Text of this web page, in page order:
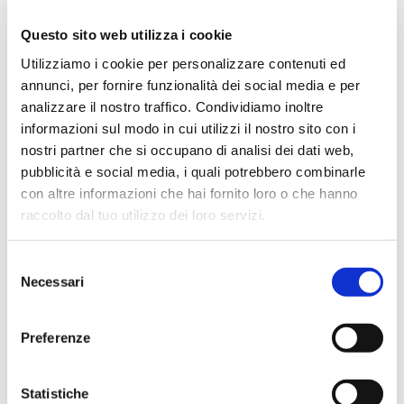
Questo sito web utilizza i cookie
Utilizziamo i cookie per personalizzare contenuti ed
annunci, per fornire funzionalità dei social media e per
analizzare il nostro traffico. Condividiamo inoltre
informazioni sul modo in cui utilizzi il nostro sito con i
nostri partner che si occupano di analisi dei dati web,
pubblicità e social media, i quali potrebbero combinarle
con altre informazioni che hai fornito loro o che hanno
raccolto dal tuo utilizzo dei loro servizi.
delNecessari
Preferenze
Statistiche
un mese fa
★★★★★
Ottima esperienza d’acquisto. Comunicazione
puntuale e cordiale, spedizione rapida e prodotti
effettivamente disponibili come indicato sul sito, senza
sorprese o ritardi. Servizio affidabile e professionale.
Negozio assolutamente consigliato, acqui..
4 mesi fa
Ho acquistato un Selmer Super Action 80 serie I da
è arrivato in condizioni impeccabili, perfettamente